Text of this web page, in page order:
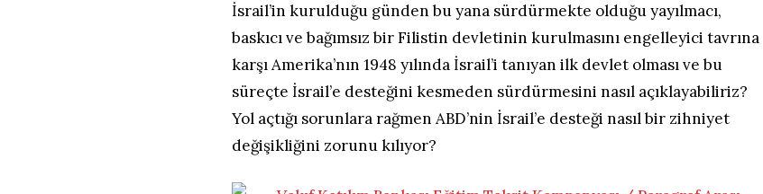
İsrail’in kurulduğu günden bu yana sürdürmekte olduğu yayılmacı,
baskıcı ve bağımsız bir Filistin devletinin kurulmasını engelleyici tavrına
karşı Amerika’nın 1948 yılında İsrail’i tanıyan ilk devlet olması ve bu
süreçte İsrail’e desteğini kesmeden sürdürmesini nasıl açıklayabiliriz?
Yol açtığı sorunlara rağmen ABD’nin İsrail’e desteği nasıl bir zihniyet
değişikliğini zorunu kılıyor?